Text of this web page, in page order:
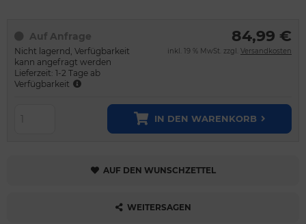
Auf Anfrage
Nicht lagernd, Verfügbarkeit
kann angefragt werden
Lieferzeit: 1-2 Tage ab
Verfügbarkeit
84,99 €
inkl. 19 % MwSt. zzgl. Versandkosten
IN DEN WARENKORB
AUF DEN WUNSCHZETTEL
WEITERSAGEN